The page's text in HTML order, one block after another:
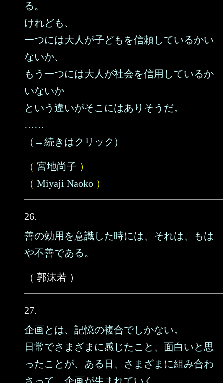
る。
けれども、
一つには大人が子どもを信頼しているかい
ないか、
もう一つには大人が社会を信用しているか
いないか
という違いがそこにはありそうだ。
……
（→続きはクリック）
（ 宮地尚子 ）
（ Miyaji Naoko ）
26.
善の効用を意識した時には、それは、もは
や不善である。
（ 郭沫若 ）
27.
企画とは、記憶の複合でしかない。
日常でさまざまに感じたこと、面白いと思
ったことが、ある日、さまざまに組み合わ
さって、企画が生まれていく。